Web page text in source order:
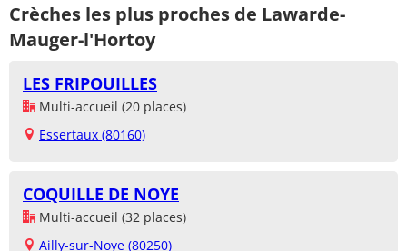
Crèches les plus proches de Lawarde-
Mauger-l'Hortoy
LES FRIPOUILLES
Multi-accueil (20 places)
Essertaux (80160)
COQUILLE DE NOYE
Multi-accueil (32 places)
Ailly-sur-Noye (80250)